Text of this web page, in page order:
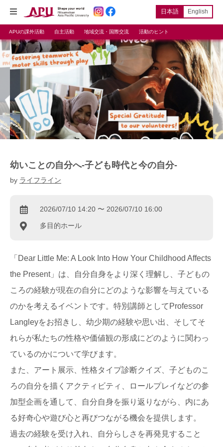
日本語 English
APUの課外活動 自主活動 地域交流・国際交流 活動のヒント
幼いことの自分へ-子ども時代と今の自分-
by ライフライン
2026/07/10 14:20 〜 2026/07/10 16:00
多目的ホール
「Dear Little Me: A Look Into How Your Childhood Affects
the Present」は、自分自身をより深く理解し、子どもの
ころの経験が現在の自分にどのような影響を与えている
のかを考えるイベントです。特別講師としてProfessor
Langleyをお招きし、幼少期の経験や思い出、そしてそ
れらが私たちの性格や価値観の形成にどのように関わっ
ているのかについて学びます。
また、アート展示、性格タイプ診断クイズ、子どものこ
ろの自分を描くアクティビティ、ロールプレイなどの参
加型企画を通して、自分自身を振り返りながら、内にあ
る好奇心や遊び心と再びつながる機会を提供します。
過去の経験を受け入れ、自分らしさを再発見すること